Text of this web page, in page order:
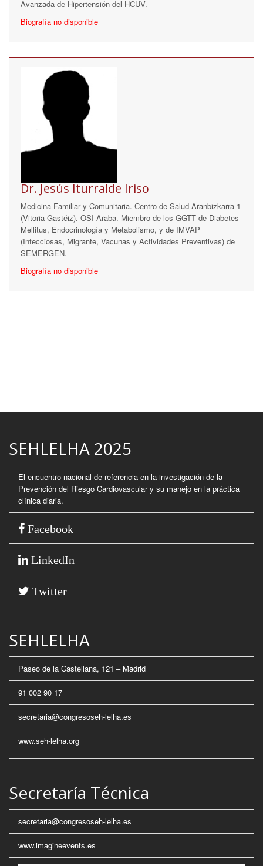
Avanzada de Hipertensión del HCUV.
Biografía no disponible
Dr. Jesús Iturralde Iriso
Medicina Familiar y Comunitaria. Centro de Salud Aranbizkarra 1
(Vitoria-Gastéiz). OSI Araba. Miembro de los GGTT de Diabetes
Mellitus, Endocrinología y Metabolismo, y de IMVAP
(Infecciosas, Migrante, Vacunas y Actividades Preventivas) de
SEMERGEN.
Biografía no disponible
SEHLELHA 2025
El encuentro nacional de referencia en la investigación de la
Prevención del Riesgo Cardiovascular y su manejo en la práctica
clínica diaria.
Facebook
LinkedIn
Twitter
SEHLELHA
Paseo de la Castellana, 121 – Madrid
91 002 90 17
secretaria@congresoseh-lelha.es
www.seh-lelha.org
Secretaría Técnica
secretaria@congresoseh-lelha.es
www.imagineevents.es